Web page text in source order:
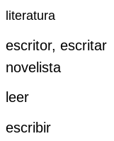
literatura
escritor, escritar
novelista
leer
escribir